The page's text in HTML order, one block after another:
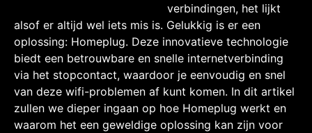
verbindingen, het lijkt
alsof er altijd wel iets mis is. Gelukkig is er een
oplossing: Homeplug. Deze innovatieve technologie
biedt een betrouwbare en snelle internetverbinding
via het stopcontact, waardoor je eenvoudig en snel
van deze wifi-problemen af kunt komen. In dit artikel
zullen we dieper ingaan op hoe Homeplug werkt en
waarom het een geweldige oplossing kan zijn voor